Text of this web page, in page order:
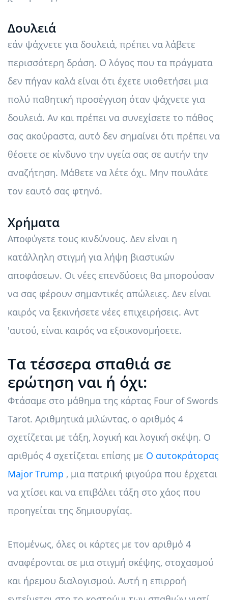
Δουλειά
εάν ψάχνετε για δουλειά, πρέπει να λάβετε
περισσότερη δράση. Ο λόγος που τα πράγματα
δεν πήγαν καλά είναι ότι έχετε υιοθετήσει μια
πολύ παθητική προσέγγιση όταν ψάχνετε για
δουλειά. Αν και πρέπει να συνεχίσετε το πάθος
σας ακούραστα, αυτό δεν σημαίνει ότι πρέπει να
θέσετε σε κίνδυνο την υγεία σας σε αυτήν την
αναζήτηση. Μάθετε να λέτε όχι. Μην πουλάτε
τον εαυτό σας φτηνό.
Χρήματα
Αποφύγετε τους κινδύνους. Δεν είναι η
κατάλληλη στιγμή για λήψη βιαστικών
αποφάσεων. Οι νέες επενδύσεις θα μπορούσαν
να σας φέρουν σημαντικές απώλειες. Δεν είναι
καιρός να ξεκινήσετε νέες επιχειρήσεις. Αντ
'αυτού, είναι καιρός να εξοικονομήσετε.
Τα τέσσερα σπαθιά σε
ερώτηση ναι ή όχι:
Φτάσαμε στο μάθημα της κάρτας Four of Swords
Tarot. Αριθμητικά μιλώντας, ο αριθμός 4
σχετίζεται με τάξη, λογική και λογική σκέψη. Ο
αριθμός 4 σχετίζεται επίσης με Ο αυτοκράτορας
Major Trump , μια πατρική φιγούρα που έρχεται
να χτίσει και να επιβάλει τάξη στο χάος που
προηγείται της δημιουργίας.
Επομένως, όλες οι κάρτες με τον αριθμό 4
αναφέρονται σε μια στιγμή σκέψης, στοχασμού
και ήρεμου διαλογισμού. Αυτή η επιρροή